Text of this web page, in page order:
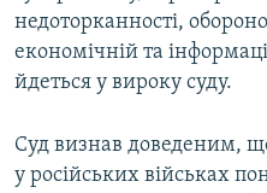
недоторканності,
економічній та
йдеться у вироку суду.
Суд визнав доведеним,
у російських військах